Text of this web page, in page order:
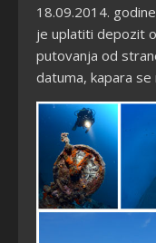
18.09.2014.
je uplatiti depozit
putovanja od
datuma, kapara se